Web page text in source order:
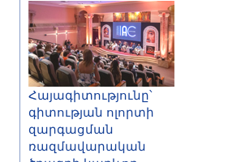
Հայագիտությունը՝
գիտության ոլորտի
զարգացման
ռազմավարական